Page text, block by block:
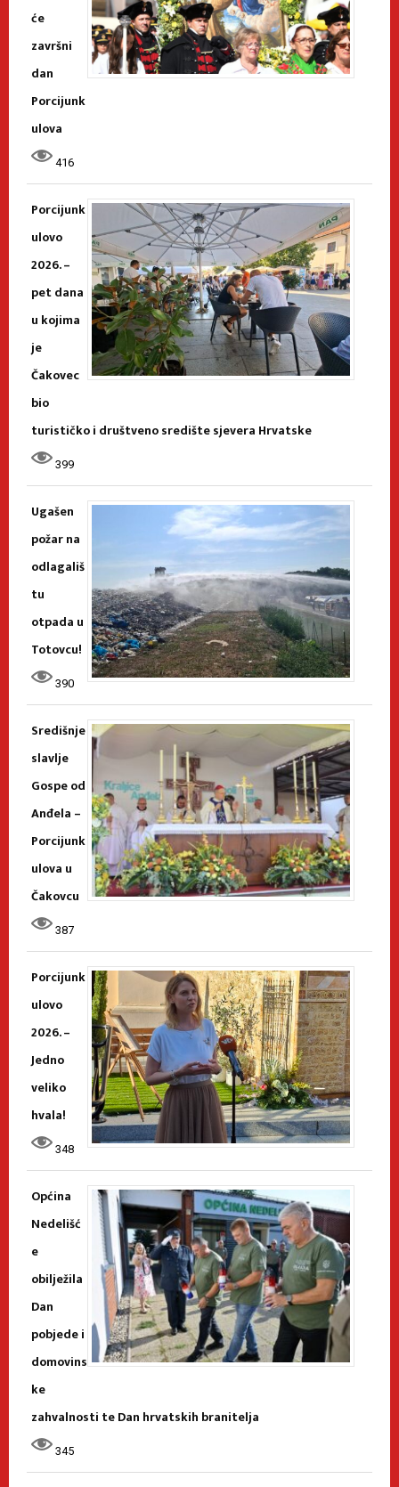
će
završni
dan
Porcijunk
ulova
416
Porcijunk
ulovo
2026. –
pet dana
u kojima
je
Čakovec
bio
turističko i društveno središte sjevera Hrvatske
399
Ugašen
požar na
odlagališ
tu
otpada u
Totovcu!
390
Središnje
slavlje
Gospe od
Anđela –
Porcijunk
ulova u
Čakovcu
387
Porcijunk
ulovo
2026. –
Jedno
veliko
hvala!
348
Općina
Nedelišć
e
obilježila
Dan
pobjede i
domovins
ke
zahvalnosti te Dan hrvatskih branitelja
345